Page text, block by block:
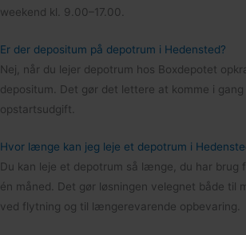
weekend kl. 9.00–17.00.
Er der depositum på depotrum i Hedensted?
Nej, når du lejer depotrum hos Boxdepotet
depositum. Det gør det lettere at komme i
opstartsudgift.
Hvor længe kan jeg leje et depotrum i
Du kan leje et depotrum så længe, du har brug
én måned. Det gør løsningen velegnet både til
ved flytning og til længerevarende opbevaring.